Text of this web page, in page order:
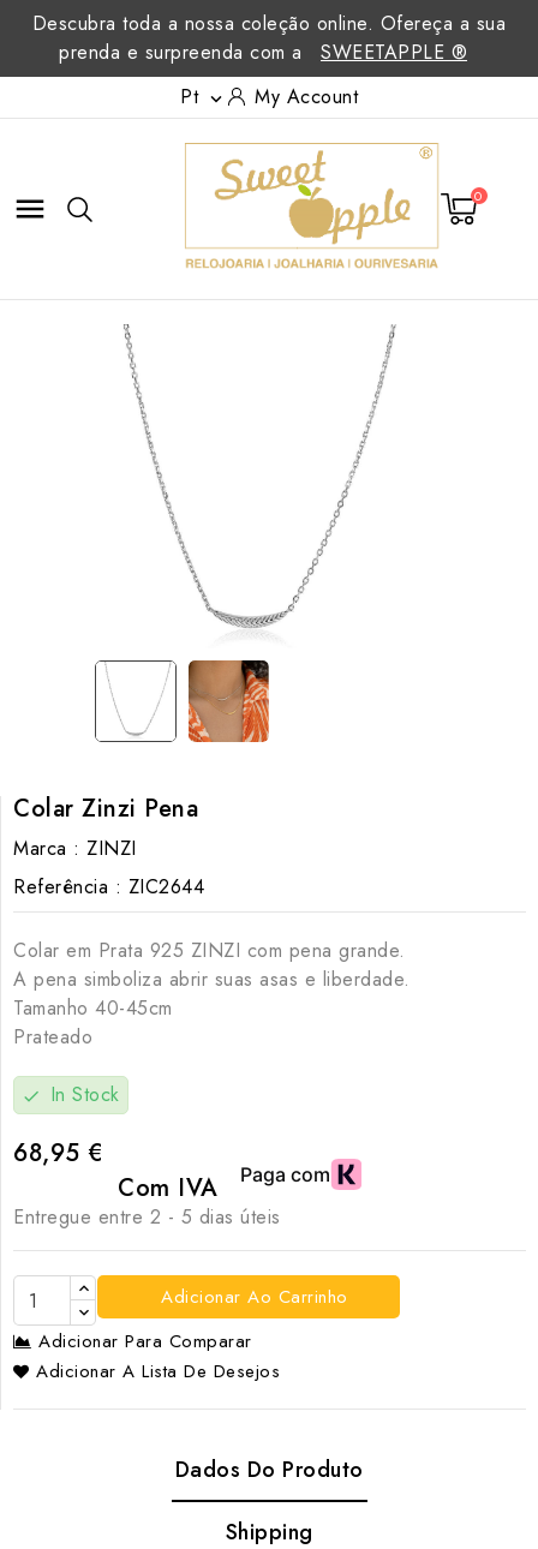
Descubra toda a nossa coleção online. Ofereça a sua
prenda e surpreenda com a
SWEETAPPLE ®
Pt  My Account
 0
Colar Zinzi Pena
Marca : ZINZI
Referência : ZIC2644
Colar em Prata 925 ZINZI com pena grande.
A pena simboliza abrir suas asas e liberdade.
Tamanho 40-45cm
Prateado
check In Stock
68,95 €
Com IVA
Entregue entre 2 - 5 dias úteis
Adicionar Ao Carrinho
Adicionar Para Comparar
Adicionar A Lista De Desejos
Dados Do Produto
Shipping